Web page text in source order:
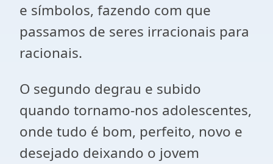
e símbolos, fazendo com que
passamos de seres irracionais para
racionais.
O segundo degrau e subido
quando tornamo-nos adolescentes,
onde tudo é bom, perfeito, novo e
desejado deixando o jovem